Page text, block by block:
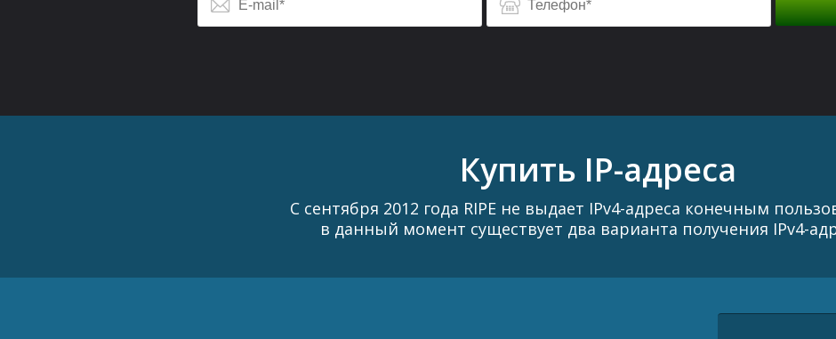
Купить IP-адреса
С сентября 2012 года RIPE не выдает IPv4-адреса конечным
в данный момент существует два варианта получения IPv4-